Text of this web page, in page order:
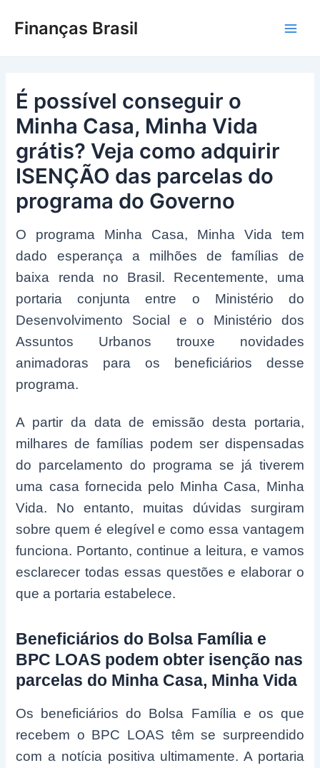
paraFinanças Brasil
É possível conseguir o
Minha Casa, Minha Vida
grátis? Veja como adquirir
ISENÇÃO das parcelas do
programa do Governo
O programa Minha Casa, Minha Vida tem
dado esperança a milhões de famílias de
baixa renda no Brasil. Recentemente, uma
portaria conjunta entre o Ministério do
Desenvolvimento Social e o Ministério dos
Assuntos Urbanos trouxe novidades
animadoras para os beneficiários desse
programa.
A partir da data de emissão desta portaria,
milhares de famílias podem ser dispensadas
do parcelamento do programa se já tiverem
uma casa fornecida pelo Minha Casa, Minha
Vida. No entanto, muitas dúvidas surgiram
sobre quem é elegível e como essa vantagem
funciona. Portanto, continue a leitura, e vamos
esclarecer todas essas questões e elaborar o
que a portaria estabelece.
Beneficiários do Bolsa Família e
BPC LOAS podem obter isenção nas
parcelas do Minha Casa, Minha Vida
Os beneficiários do Bolsa Família e os que
recebem o BPC LOAS têm se surpreendido
com a notícia positiva ultimamente. A portaria